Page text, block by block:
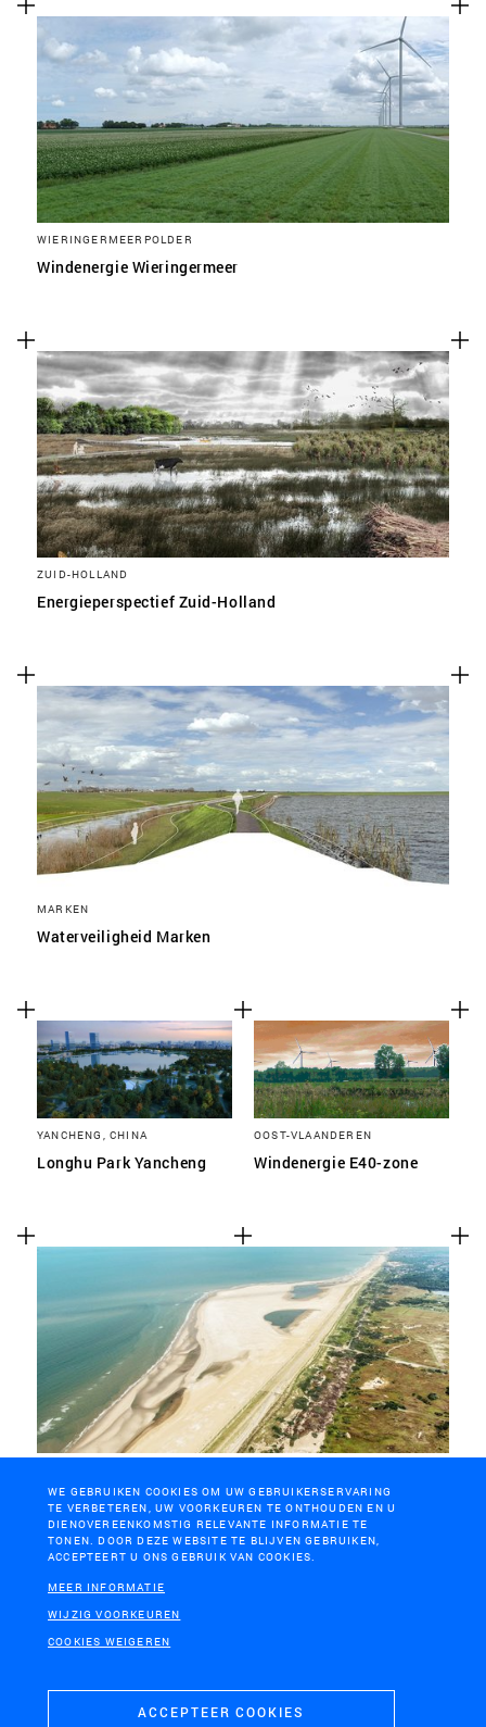
WIERINGERMEERPOLDER
Windenergie Wieringermeer
ZUID-HOLLAND
Energieperspectief Zuid-Holland
MARKEN
Waterveiligheid Marken
YANCHENG, CHINA
Longhu Park Yancheng
OOST-VLAANDEREN
Windenergie E40-zone
Zandmotor
WE GEBRUIKEN COOKIES OM UW GEBRUIKERSERVARING
TE VERBETEREN, UW VOORKEUREN TE ONTHOUDEN EN U
DIENOVEREENKOMSTIG RELEVANTE INFORMATIE TE
TONEN. DOOR DEZE WEBSITE TE BLIJVEN GEBRUIKEN,
ACCEPTEERT U ONS GEBRUIK VAN COOKIES.
MEER INFORMATIE
WIJZIG VOORKEUREN
COOKIES WEIGEREN
ACCEPTEER COOKIES